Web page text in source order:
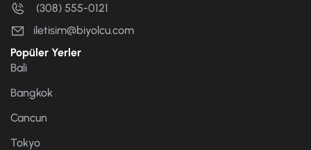
(308) 555-0121
iletisim@biyolcu.com
Popüler Yerler
Bali
Bangkok
Cancun
Tokyo